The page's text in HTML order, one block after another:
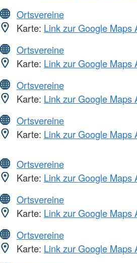
Ortsvereine
Karte: Link zur Google Maps
Ortsvereine
Karte: Link zur Google Maps
Ortsvereine
Karte: Link zur Google Maps
Ortsvereine
Karte: Link zur Google Maps
Ortsvereine
Karte: Link zur Google Maps
Ortsvereine
Karte: Link zur Google Maps
Ortsvereine
Karte: Link zur Google Maps